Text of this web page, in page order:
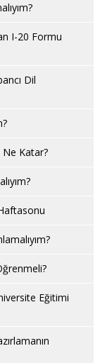
I-20 Formu
Dil
Ne Katar?
Eğitimi